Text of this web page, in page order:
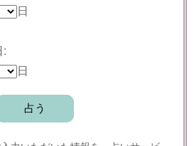
日
:
日